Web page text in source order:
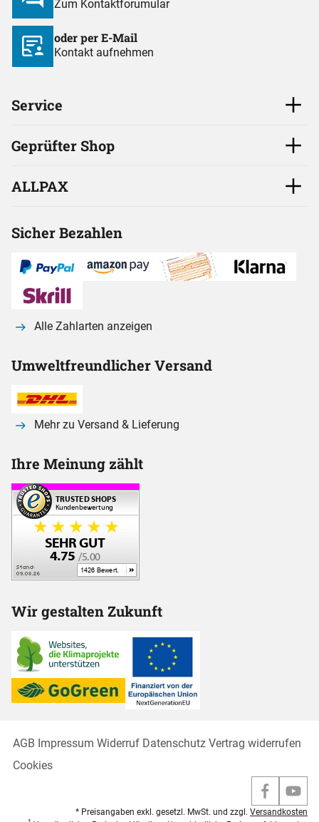
Zum Kontaktforumular
oder per E-Mail
Kontakt aufnehmen
Service
Geprüfter Shop
ALLPAX
Sicher Bezahlen
Alle Zahlarten anzeigen
Umweltfreundlicher Versand
Mehr zu Versand & Lieferung
Ihre Meinung zählt
Wir gestalten Zukunft
AGB Impressum Widerruf Datenschutz Vertrag widerrufen
Cookies
* Preisangaben exkl. gesetzl. MwSt. und zzgl. Versandkosten